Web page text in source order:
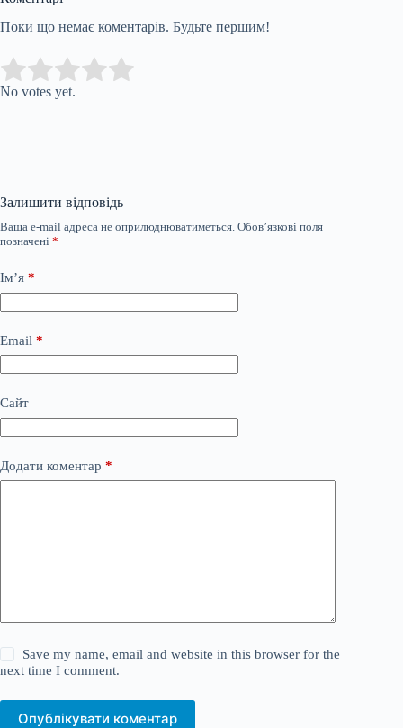
Поки що немає коментарів. Будьте першим!
Rate this item:
No votes yet.
Залишити відповідь
Ваша e-mail адреса не оприлюднюватиметься. Обов’язкові поля
позначені *
Ім’я *
Email *
Сайт
Додати коментар *
Save my name, email and website in this browser for the
next time I comment.
Опублікувати коментар